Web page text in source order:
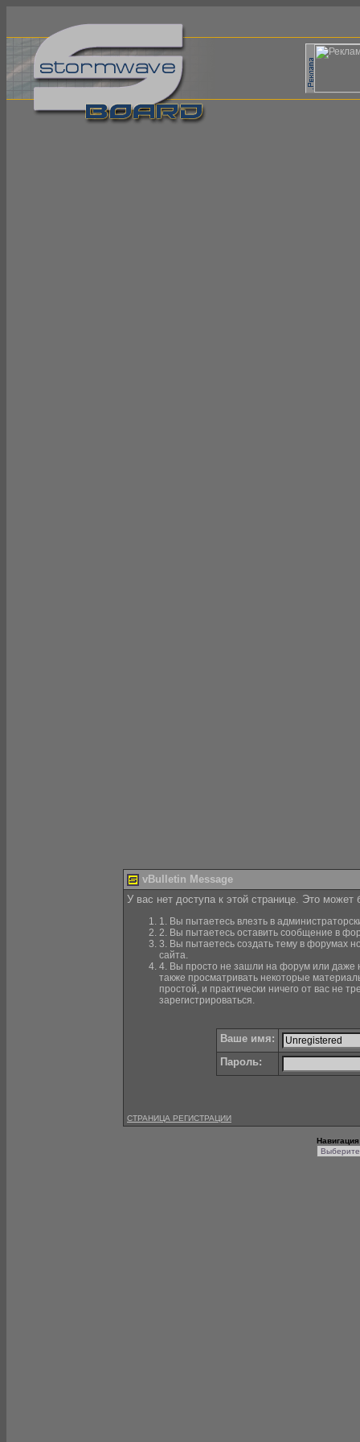
vBulletin Message
У вас нет доступа к этой странице. Это
1. Вы пытаетесь влезть в
2. Вы пытаетесь оставить сообщение в
3. Вы пытаетесь создать тему в форумах
сайта.
4. Вы просто не зашли на форум или даже
также просматривать некоторые
простой, и практически ничего от вас не
зарегистрироваться.
Ваше имя:
Пароль:
СТРАНИЦА РЕГИСТРАЦИИ